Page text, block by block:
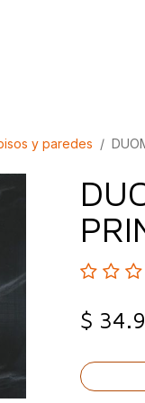
y paredes
$